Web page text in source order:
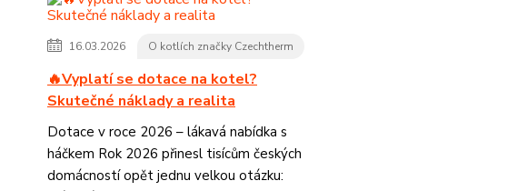
16.03.2026 O kotlích značky Czechtherm
🔥Vyplatí se dotace na kotel?
Skutečné náklady a realita
Dotace v roce 2026 – lákavá nabídka s
háčkem Rok 2026 přinesl tisícům českých
domácností opět jednu velkou otázku: